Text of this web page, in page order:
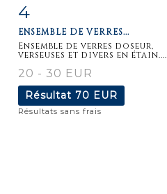
détaillée
4
ENSEMBLE DE VERRES...
Ensemble de verres doseur,
verseuses et divers en étain....
20 - 30 EUR
Résultat 70 EUR
Résultats sans frais